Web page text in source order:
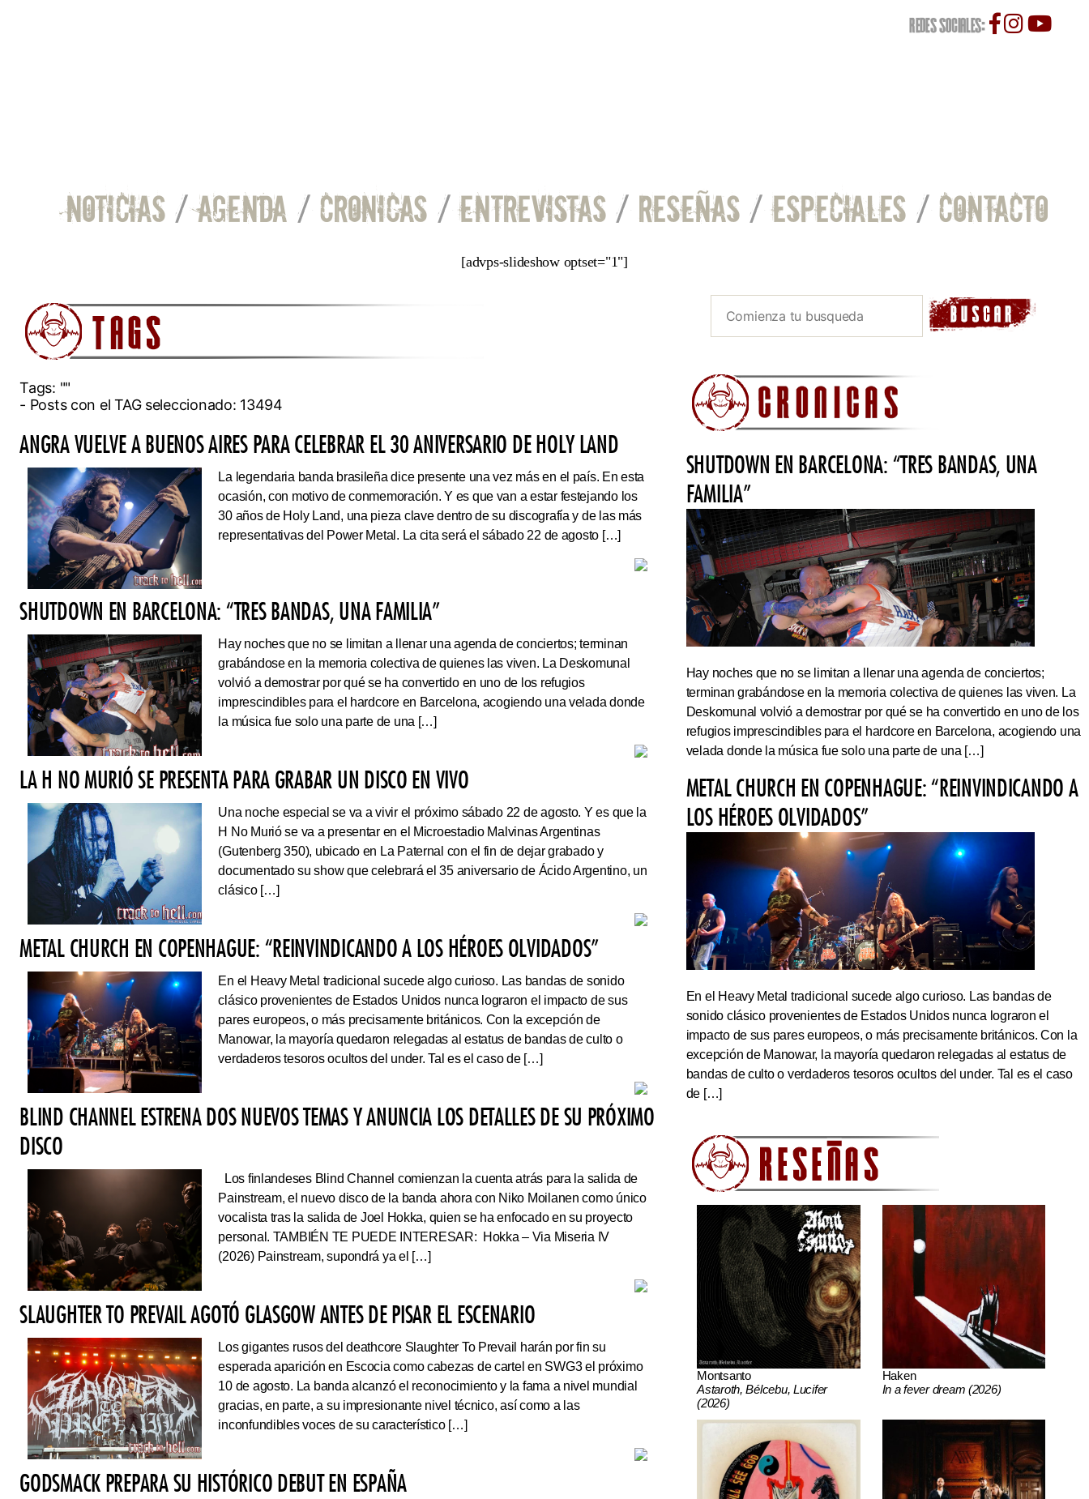
REDES SOCIALES:
NOTICIAS /AGENDA / CRONICAS /ENTREVISTAS / RESEÑAS /ESPECIALES / CONTACTO
[advps-slideshow optset="1"]
Tags: ""
- Posts con el TAG seleccionado: 13494
ANGRA VUELVE A BUENOS AIRES PARA CELEBRAR EL 30 ANIVERSARIO DE HOLY LAND
La legendaria banda brasileña dice presente una vez más en el país. En esta
ocasión, con motivo de conmemoración. Y es que van a estar festejando los
30 años de Holy Land, una pieza clave dentro de su discografía y de las más
representativas del Power Metal. La cita será el sábado 22 de agosto […]
SHUTDOWN EN BARCELONA: “TRES BANDAS, UNA FAMILIA”
Hay noches que no se limitan a llenar una agenda de conciertos; terminan
grabándose en la memoria colectiva de quienes las viven. La Deskomunal
volvió a demostrar por qué se ha convertido en uno de los refugios
imprescindibles para el hardcore en Barcelona, acogiendo una velada donde
la música fue solo una parte de una […]
LA H NO MURIÓ SE PRESENTA PARA GRABAR UN DISCO EN VIVO
Una noche especial se va a vivir el próximo sábado 22 de agosto. Y es que la
H No Murió se va a presentar en el Microestadio Malvinas Argentinas
(Gutenberg 350), ubicado en La Paternal con el fin de dejar grabado y
documentado su show que celebrará el 35 aniversario de Ácido Argentino, un
clásico […]
METAL CHURCH EN COPENHAGUE: “REINVINDICANDO A LOS HÉROES OLVIDADOS”
En el Heavy Metal tradicional sucede algo curioso. Las bandas de sonido
clásico provenientes de Estados Unidos nunca lograron el impacto de sus
pares europeos, o más precisamente británicos. Con la excepción de
Manowar, la mayoría quedaron relegadas al estatus de bandas de culto o
verdaderos tesoros ocultos del under. Tal es el caso de […]
BLIND CHANNEL ESTRENA DOS NUEVOS TEMAS Y ANUNCIA LOS DETALLES DE SU PRÓXIMO
DISCO
Los finlandeses Blind Channel comienzan la cuenta atrás para la salida de
Painstream, el nuevo disco de la banda ahora con Niko Moilanen como único
vocalista tras la salida de Joel Hokka, quien se ha enfocado en su proyecto
personal. TAMBIÉN TE PUEDE INTERESAR: Hokka – Via Miseria IV
(2026) Painstream, supondrá ya el […]
SLAUGHTER TO PREVAIL AGOTÓ GLASGOW ANTES DE PISAR EL ESCENARIO
Los gigantes rusos del deathcore Slaughter To Prevail harán por fin su
esperada aparición en Escocia como cabezas de cartel en SWG3 el próximo
10 de agosto. La banda alcanzó el reconocimiento y la fama a nivel mundial
gracias, en parte, a su impresionante nivel técnico, así como a las
inconfundibles voces de su característico […]
GODSMACK PREPARA SU HISTÓRICO DEBUT EN ESPAÑA
SHUTDOWN EN BARCELONA: “TRES BANDAS, UNA
FAMILIA”
Hay noches que no se limitan a llenar una agenda de conciertos;
terminan grabándose en la memoria colectiva de quienes las viven. La
Deskomunal volvió a demostrar por qué se ha convertido en uno de los
refugios imprescindibles para el hardcore en Barcelona, acogiendo una
velada donde la música fue solo una parte de una […]
METAL CHURCH EN COPENHAGUE: “REINVINDICANDO A
LOS HÉROES OLVIDADOS”
En el Heavy Metal tradicional sucede algo curioso. Las bandas de
sonido clásico provenientes de Estados Unidos nunca lograron el
impacto de sus pares europeos, o más precisamente británicos. Con la
excepción de Manowar, la mayoría quedaron relegadas al estatus de
bandas de culto o verdaderos tesoros ocultos del under. Tal es el caso
de […]
Montsanto
Astaroth, Bélcebu, Lucifer
(2026)
Haken
In a fever dream (2026)